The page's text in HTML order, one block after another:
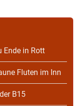
Ende in Rott
Fluten im Inn
B15